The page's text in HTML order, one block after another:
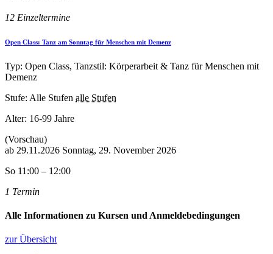
12 Einzeltermine
Open Class: Tanz am Sonntag für Menschen mit Demenz
Typ: Open Class, Tanzstil: Körperarbeit & Tanz für Menschen mit
Demenz
Stufe: Alle Stufen alle Stufen
Alter: 16-99 Jahre
(Vorschau)
ab 29.11.2026 Sonntag, 29. November 2026
So 11:00 – 12:00
1 Termin
Alle Informationen zu Kursen und Anmeldebedingungen
zur Übersicht